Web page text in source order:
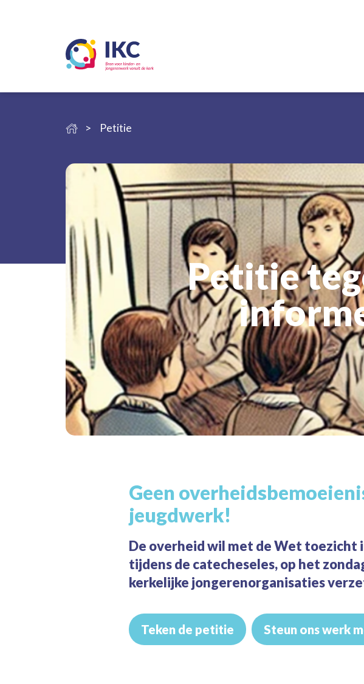
Petitie
Petitie
Geen
jeugdwerk!
De overheid wil met de Wet toezicht
tijdens de catecheseles, op het
kerkelijke jongerenorganisaties
Teken de petitie Steun ons werk